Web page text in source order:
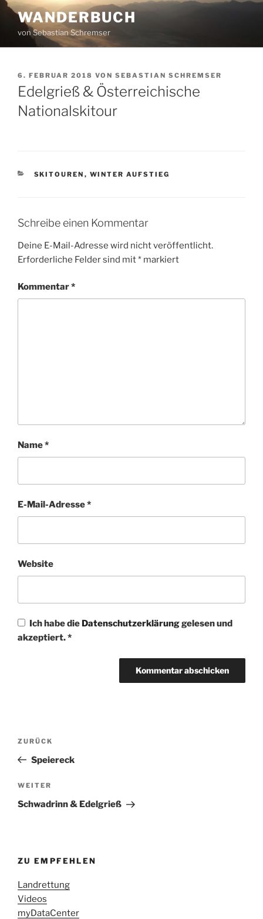
Zum
Inhalt
springen
WANDERBUCH
von Sebastian Schremser
VERÖFFENTLICHT
AM
6. FEBRUAR 2018 VON SEBASTIAN SCHREMSER
Edelgrieß & Österreichische
Nationalskitour
KATEGORIEN
SKITOUREN , WINTER AUFSTIEG
Schreibe einen Kommentar
Deine E-Mail-Adresse wird nicht veröffentlicht.
Erforderliche Felder sind mit* markiert
Kommentar*
Name*
E-Mail-Adresse*
Website
Ich habe die Datenschutzerklärunggelesen und
akzeptiert.*
Beitragsnavigation
Vorheriger
Beitrag
ZURÜCK
Speiereck
Nächster
Beitrag
WEITER
Schwadrinn & Edelgrieß
ZU EMPFEHLEN
Landrettung
Videos
myDataCenter